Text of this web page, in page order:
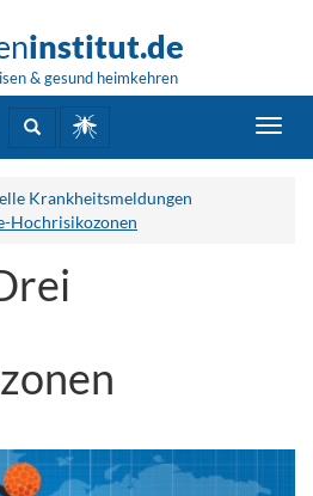
institut.de
& gesund heimkehren
Krankheitsmeldungen
Hochrisikozonen